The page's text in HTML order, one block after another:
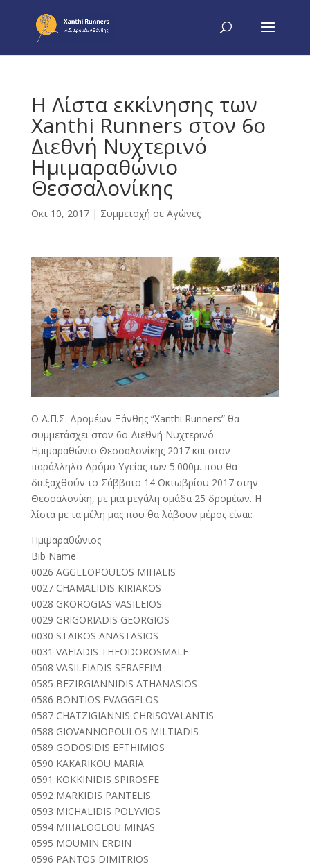
Η Λίστα εκκίνησης των
Xanthi Runners στον 6ο
Διεθνή Νυχτερινό
Ημιμαραθώνιο
Θεσσαλονίκης
Οκτ 10, 2017| Συμμετοχή σε Αγώνες
Ο Α.Π.Σ. Δρομέων Ξάνθης “Xanthi Runners” θα
συμμετάσχει στον 6ο Διεθνή Νυχτερινό
Ημιμαραθώνιο Θεσσαλονίκης 2017 και στον
παράλληλο Δρόμο Υγείας των 5.000μ. που θα
διεξαχθούν το Σάββατο 14 Οκτωβρίου 2017 στην
Θεσσαλονίκη, με μια μεγάλη ομάδα 25 δρομέων. Η
λίστα με τα μέλη μας που θα λάβουν μέρος είναι:
Ημιμαραθώνιος
Bib Name
0026 AGGELOPOULOS MIHALIS
0027 CHAMALIDIS KIRIAKOS
0028 GKOROGIAS VASILΕIOS
0029 GRIGORIADIS GEORGIOS
0030 STAIKOS ANASTASIOS
0031 VAFIADIS THEODOROSMALE
0508 VASILEIADIS SERAFEIM
0585 BEZIRGIANNIDIS ATHANASIOS
0586 BONTIOS EVAGGELOS
0587 CHATZIGIANNIS CHRISOVALANTIS
0588 GIOVANNOPOULOS MILTIADIS
0589 GODOSIDIS EFTHIMIOS
0590 KAKARIΚOU MARIA
0591 KOKKINIDIS SPIROSFE
0592 MARKIDIS PANTELIS
0593 MICHALIDIS POLYVIOS
0594 MIHALOGLOU MINAS
0595 MOUMIN ERDIN
0596 PANTOS DIMITRIOS